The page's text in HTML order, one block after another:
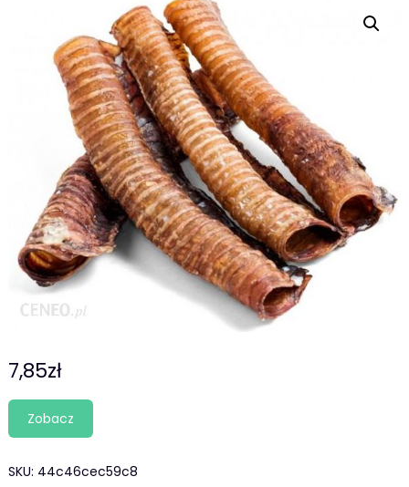
7,85zł
Zobacz
SKU: 44c46cec59c8